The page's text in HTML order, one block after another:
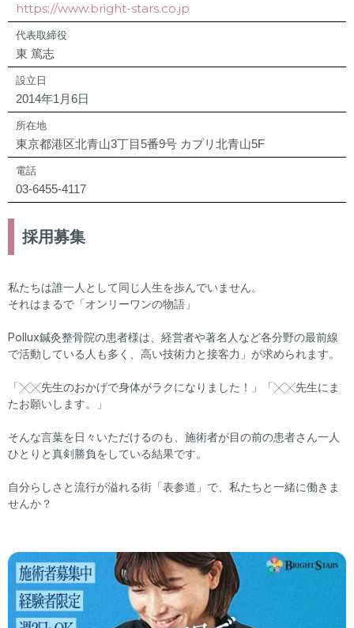
https://www.bright-stars.co.jp
代表取締役
東 篤志
設立日
2014年1月6日
所在地
東京都港区北青山3丁目5番9号 カプリ北青山5F
電話
03-6455-4117
採用募集
私たちは誰一人として同じ人生を歩んでいません。
それはまるで「オンリーワンの物語」
Pollux鍼灸整骨院の患者様は、経営者や著名人など各分野の最前線
で活動している人も多く、高い技術力と接客力」が求められます。
「╳╳先生のおかげで身体がラクになりました！」「╳╳先生にま
たお願いします。」
そんな言葉を日々いただけるのも、施術者が目の前の患者さん一人
ひとりと真剣勝負をしている結果です。
自分らしさと流行が溢れる街「表参道」で、私たちと一緒に働きま
せんか？